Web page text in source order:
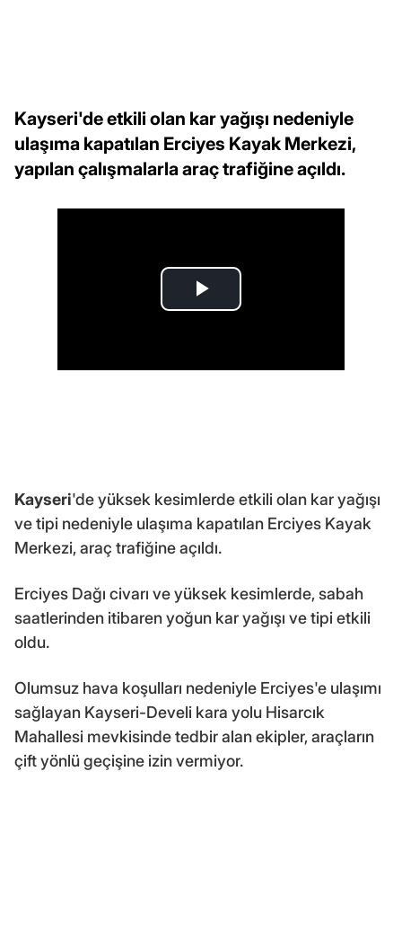
Kayseri'de etkili olan kar yağışı nedeniyle
ulaşıma kapatılan Erciyes Kayak Merkezi,
yapılan çalışmalarla araç trafiğine açıldı.
Kayseri'de yüksek kesimlerde etkili olan kar yağışı
ve tipi nedeniyle ulaşıma kapatılan Erciyes Kayak
Merkezi, araç trafiğine açıldı.
Erciyes Dağı civarı ve yüksek kesimlerde, sabah
saatlerinden itibaren yoğun kar yağışı ve tipi etkili
oldu.
Olumsuz hava koşulları nedeniyle Erciyes'e ulaşımı
sağlayan Kayseri-Develi kara yolu Hisarcık
Mahallesi mevkisinde tedbir alan ekipler, araçların
çift yönlü geçişine izin vermiyor.